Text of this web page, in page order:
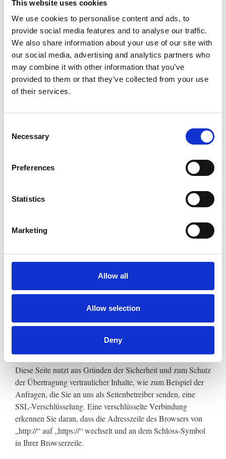
This website uses cookies
We use cookies to personalise content and ads, to
provide social media features and to analyse our traffic.
We also share information about your use of our site with
our social media, advertising and analytics partners who
may combine it with other information that you’ve
provided to them or that they’ve collected from your use
of their services.
Selection
Necessary
Preferences
Statistics
Marketing
Allow all
Allow selection
Deny
Informationen über die Benutzung dieser Website auf
unserem Server gespeichert. Die IP-Adresse wird vor der
Speicherung anonymisiert.
Die durch den Cookie erzeugten Informationen über die
Benutzung dieser Website werden nicht an Dritte
weitergegeben. Sie können die Speicherung der Cookies
durch eine entsprechende Einstellung Ihrer Browser-Software
diesem Fall gegebenenfalls nicht sämtliche Funktionen dieser
nicht einverstanden sind, können Sie die Speicherung und
Nutzung hier deaktivieren. In diesem Fall wird in Ihrem
hinterlegt, der verhindert, dass Matomo Nutzungsdaten
dass auch das Matomo Opt-Out-Cookie gelöscht wird. Das
Opt-Out muss bei
werden.
font_size=12pt font_family=Arial
width=900px height=140px]
Diese Seite nutzt aus Gründen der Sicherheit und zum Schutz
der Übertragung vertraulicher Inhalte, wie zum Beispiel der
Anfragen, die Sie an uns als Seitenbetreiber senden, eine
SSL-Verschlüsselung. Eine verschlüsselte Verbindung
erkennen Sie daran, dass die Adresszeile des Browsers von
„http://“ auf „https://“ wechselt und an dem Schloss-Symbol
in Ihrer Browserzeile.